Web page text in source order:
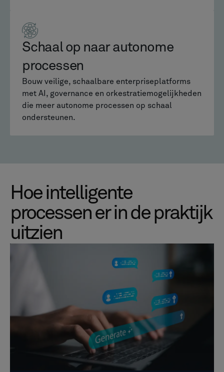
Schaal op naar autonome
processen
Bouw veilige, schaalbare enterpriseplatforms
met AI, governance en orkestratiemogelijkheden
die meer autonome processen op schaal
ondersteunen.
Hoe intelligente
processen er in de praktijk
uitzien